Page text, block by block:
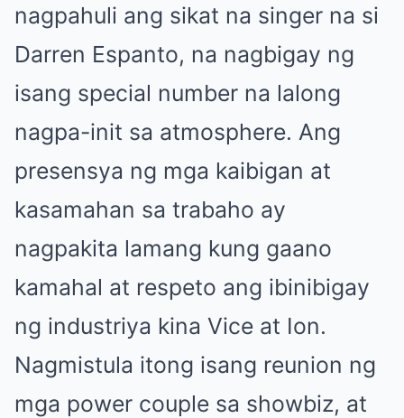
nagpahuli ang sikat na singer na si
Darren Espanto, na nagbigay ng
isang special number na lalong
nagpa-init sa atmosphere. Ang
presensya ng mga kaibigan at
kasamahan sa trabaho ay
nagpakita lamang kung gaano
kamahal at respeto ang ibinibigay
ng industriya kina Vice at Ion.
Nagmistula itong isang reunion ng
mga power couple sa showbiz, at